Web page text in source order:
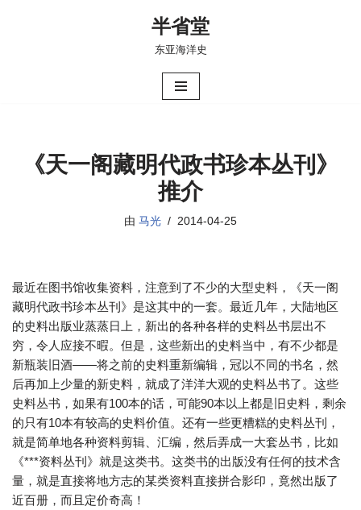
半省堂
东亚海洋史
《天一阁藏明代政书珍本丛刊》
推介
由 马光 2014-04-25
最近在图书馆收集资料，注意到了不少的大型史料，《天一阁
藏明代政书珍本丛刊》是这其中的一套。最近几年，大陆地区
的史料出版业蒸蒸日上，新出的各种各样的史料丛书层出不
穷，令人应接不暇。但是，这些新出的史料当中，有不少都是
新瓶装旧酒——将之前的史料重新编辑，冠以不同的书名，然
后再加上少量的新史料，就成了洋洋大观的史料丛书了。这些
史料丛书，如果有100本的话，可能90本以上都是旧史料，剩余
的只有10本有较高的史料价值。还有一些更糟糕的史料丛刊，
就是简单地各种资料剪辑、汇编，然后弄成一大套丛书，比如
《***资料丛刊》就是这类书。这类书的出版没有任何的技术含
量，就是直接将地方志的某类资料直接拼合影印，竟然出版了
近百册，而且定价奇高！